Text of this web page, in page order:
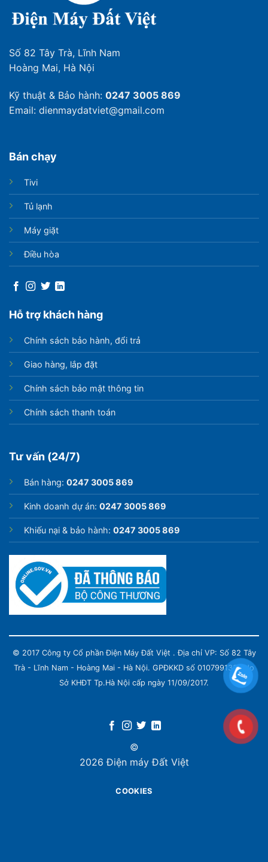
Số 82 Tây Trà, Lĩnh Nam
Hoàng Mai, Hà Nội
Kỹ thuật & Bảo hành: 0247 3005 869
Email: dienmaydatviet@gmail.com
Bán chạy
Tivi
Tủ lạnh
Máy giặt
Điều hòa
Hỗ trợ khách hàng
Chính sách bảo hành, đổi trả
Giao hàng, lắp đặt
Chính sách bảo mật thông tin
Chính sách thanh toán
Tư vấn (24/7)
Bán hàng: 0247 3005 869
Kinh doanh dự án: 0247 3005 869
Khiếu nại & bảo hành: 0247 3005 869
© 2017 Công ty Cổ phần Điện Máy Đất Việt . Địa chỉ VP: Số 82 Tây
Trà - Lĩnh Nam - Hoàng Mai - Hà Nội. GPĐKKD số 0107991339 do
Sở KHĐT Tp.Hà Nội cấp ngày 11/09/2017.
©
2026 Điện máy Đất Việt
COOKIES